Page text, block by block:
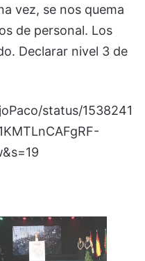
vez, se nos quema
de personal. Los
Declarar nivel 3 de
status/1538241